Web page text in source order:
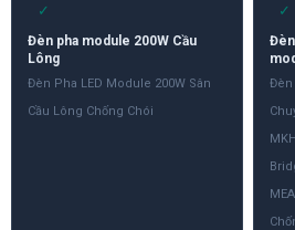
✓
Đèn pha module 200W Cầu
Lông
Đèn Pha LED Module 200W Sân
Cầu Lông Chống Chói
✓
Đèn